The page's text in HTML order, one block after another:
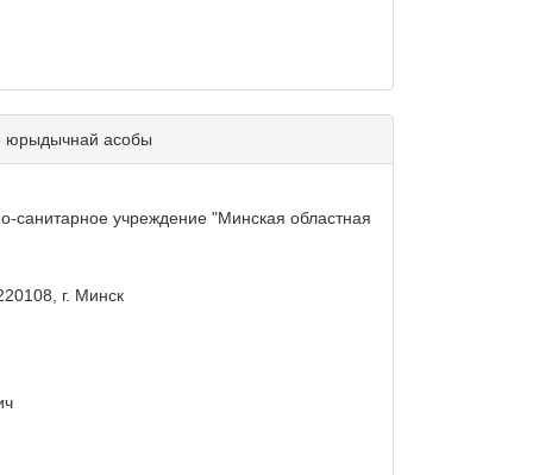
юрыдычнай асобы
санитарное учреждение "Минская областная
г. Минск